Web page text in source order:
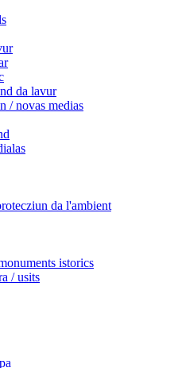
da lavur
/ novas medias
da l'ambient
istorics
/ usits